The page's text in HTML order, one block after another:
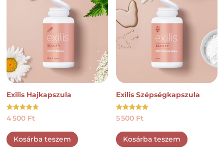
Exilis Hajkapszula
Értékelés:
4.78
4 500 Ft
Kosárba teszem
Exilis Szépségkapszula
Értékelés:
4.92
5 500 Ft
Kosárba teszem